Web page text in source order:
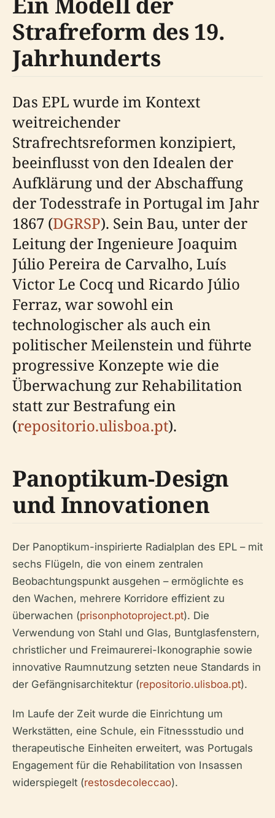
Strafreform des 19.
Jahrhunderts
Das EPL wurde im Kontext
weitreichender
Strafrechtsreformen konzipiert,
beeinflusst von den Idealen der
Aufklärung und der Abschaffung
der Todesstrafe in Portugal im Jahr
1867 (DGRSP). Sein Bau, unter der
Leitung der Ingenieure Joaquim
Júlio Pereira de Carvalho, Luís
Victor Le Cocq und Ricardo Júlio
Ferraz, war sowohl ein
technologischer als auch ein
politischer Meilenstein und führte
progressive Konzepte wie die
Überwachung zur Rehabilitation
statt zur Bestrafung ein
(repositorio.ulisboa.pt).
Panoptikum-Design
und Innovationen
Der Panoptikum-inspirierte Radialplan des EPL – mit
sechs Flügeln, die von einem zentralen
Beobachtungspunkt ausgehen – ermöglichte es
den Wachen, mehrere Korridore effizient zu
überwachen (prisonphotoproject.pt). Die
Verwendung von Stahl und Glas, Buntglasfenstern,
christlicher und Freimaurerei-Ikonographie sowie
innovative Raumnutzung setzten neue Standards in
der Gefängnisarchitektur (repositorio.ulisboa.pt).
Im Laufe der Zeit wurde die Einrichtung um
Werkstätten, eine Schule, ein Fitnessstudio und
therapeutische Einheiten erweitert, was Portugals
Engagement für die Rehabilitation von Insassen
widerspiegelt (restosdecoleccao).